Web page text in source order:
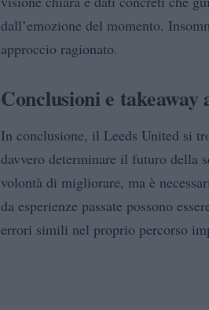
dall’emozione del momento.
approccio ragionato.
Conclusioni e takeaway
In conclusione, il Leeds United si
davvero determinare il futuro della
volontà di migliorare, ma è
da esperienze passate possono
errori simili nel proprio percorso